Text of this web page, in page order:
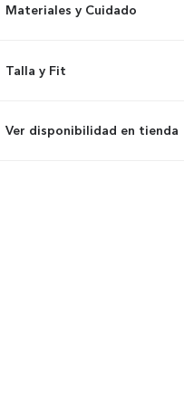
Materiales y Cuidado
Talla y Fit
Ver disponibilidad en tienda